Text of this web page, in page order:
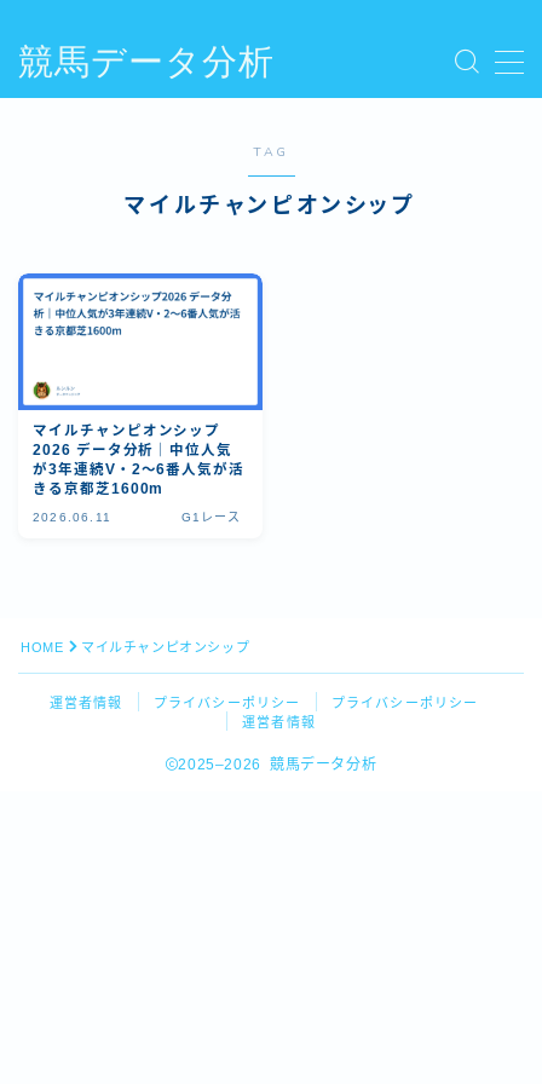
競馬データ分析
MENU
利用規約／特定商取引法に基づく表記
勘で買う競馬から、数字で運用する競馬へ
運営者情報
TAG
マイルチャンピオンシップ
マイルチャンピオンシップ
2026 データ分析｜中位人気
が3年連続V・2〜6番人気が活
きる京都芝1600m
2026.06.11 G1レース
HOME マイルチャンピオンシップ
運営者情報 プライバシーポリシー
プライバシーポリシー
運営者情報
2025–2026 競馬データ分析